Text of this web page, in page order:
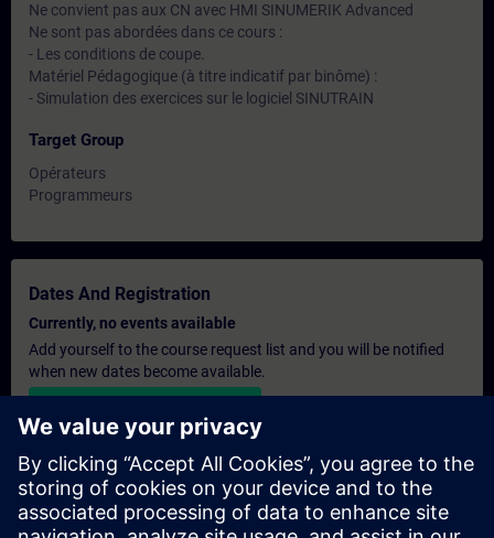
Ne convient pas aux CN avec HMI SINUMERIK Advanced
Ne sont pas abordées dans ce cours :
- Les conditions de coupe.
Matériel Pédagogique (à titre indicatif par binôme) :
- Simulation des exercices sur le logiciel SINUTRAIN
Target Group
Opérateurs
Programmeurs
Dates And Registration
Currently, no events available
Add yourself to the course request list and you will be notified
when new dates become available.
Personalised Quotation
If you require a standard list price quotation for this training, for